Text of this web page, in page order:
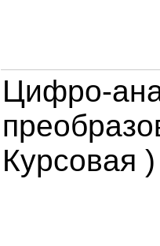
Цифро-
Курсовая